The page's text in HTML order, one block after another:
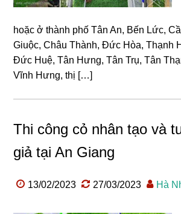
hoặc ở thành phố Tân An, Bến Lức,
Giuộc, Châu Thành, Đức Hòa, Thạnh
Đức Huệ, Tân Hưng, Tân Trụ, Tân
Vĩnh Hưng, thị […]
Thi công cỏ nhân tạo và
giả tại An Giang
13/02/2023 27/03/2023 Hà